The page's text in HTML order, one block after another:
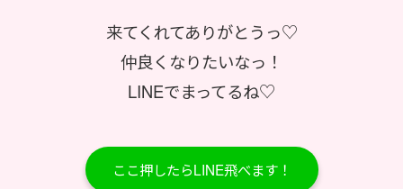
来てくれてありがとうっ♡
仲良くなりたいなっ！
LINEでまってるね♡
ここ押したらLINE飛べます！